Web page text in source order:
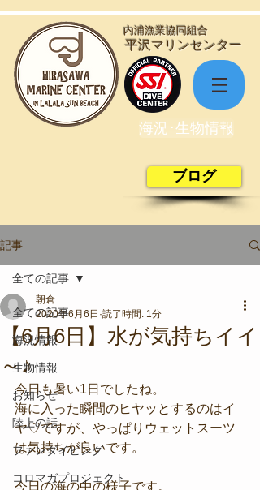
​平沢マリンセンター
​内浦漁業協同組合
海況･生物情報
ブログ
記事
全ての記事
海況情報
生物情報
お知らせ
陸上の話
ファンダイビング
コロマガプロジェクト
全ての記事
【6月6日】水が気持ちイイ
～♪
朝倉
2020年6月6日 読了時間: 1分
今日も暑い1日でしたね。
海に入った瞬間のヒヤッとするのはイ
ヤ♡ですが、やっぱりウェットスーツ
は気持ちが良いです。
今日の海の中の様子です。